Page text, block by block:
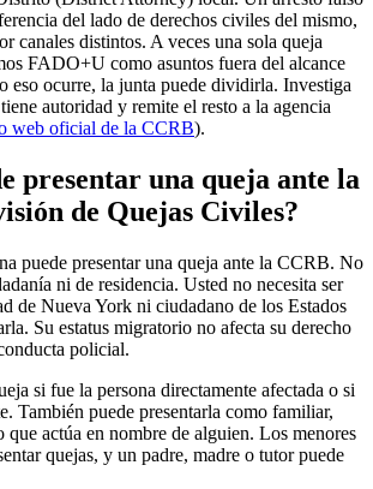
del lado de derechos civiles del mismo,
canales distintos. A veces una sola queja
FADO+U como asuntos fuera del alcance
eso ocurre, la junta puede dividirla. Investiga
autoridad y remite el resto a la agencia
web oficial de la CCRB).
presentar una queja ante la
de Quejas Civiles?
puede presentar una queja ante la CCRB. No
ni de residencia. Usted no necesita ser
de Nueva York ni ciudadano de los Estados
Su estatus migratorio no afecta su derecho
policial.
si fue la persona directamente afectada o si
También puede presentarla como familiar,
que actúa en nombre de alguien. Los menores
quejas, y un padre, madre o tutor puede